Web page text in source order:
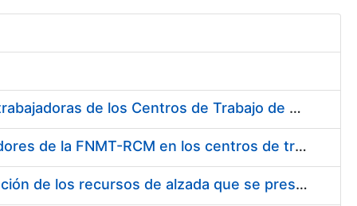
Suministro de Protectores Auditivos a medida para las personas trabajadoras de los Centros de Trabajo de Madrid y Burgos
Suministro de gafas graduadas antiproyecciones para los trabajadores de la FNMT-RCM en los centros de trabajo de Madrid y Burgos
Servicios de una empresa externa para el asesoramiento y resolución de los recursos de alzada que se presentan relacionados con procesos de selección para la FNMT-RCM